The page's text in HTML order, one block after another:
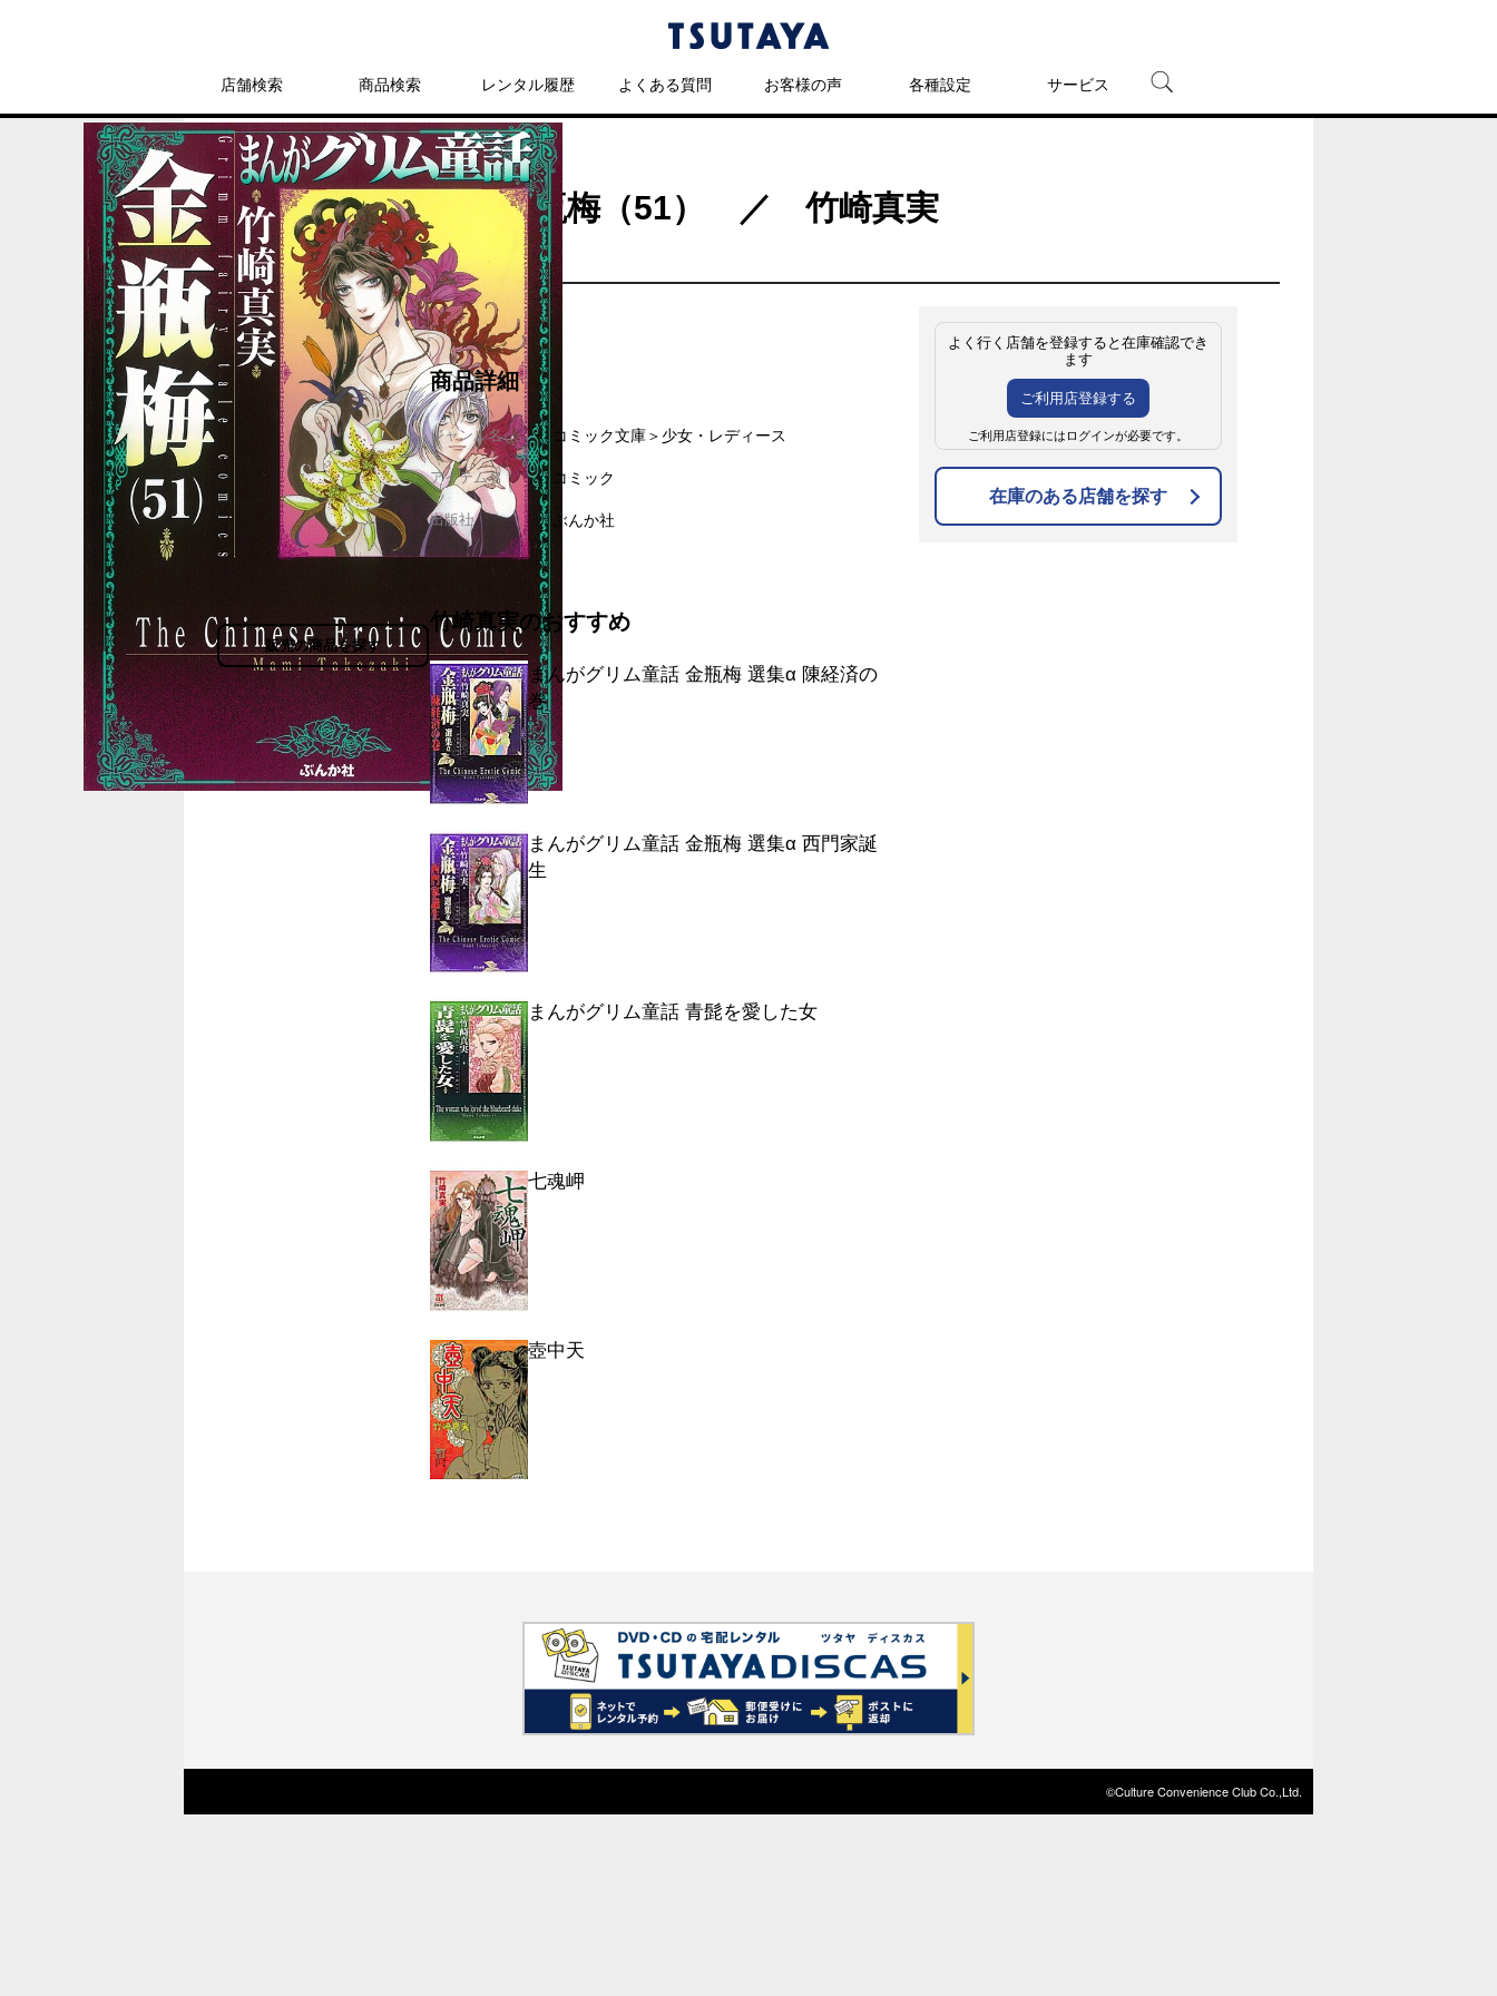
店舗検索 商品検索 レンタル履歴 よくある質問 お客様の声 各種設定 サービス
レンタル コミック ぶんか社コミック文庫
まんがグリム童話 金瓶梅（51） ／ 竹崎真実
レンタル開始日：2022年8月10日
販売の商品を探す
商品詳細
ジャンル名 コミック文庫＞少女・レディース
アイテム名 コミック
出版社 ぶんか社
竹崎真実のおすすめ
まんがグリム童話 金瓶梅 選集α 陳経済の
巻
まんがグリム童話 金瓶梅 選集α 西門家誕
生
まんがグリム童話 青髭を愛した女
七魂岬
壺中天
よく行く店舗を登録すると在庫確認でき
ます
ご利用店登録する
ご利用店登録にはログインが必要です。
在庫のある店舗を探す
©Culture Convenience Club Co.,Ltd.